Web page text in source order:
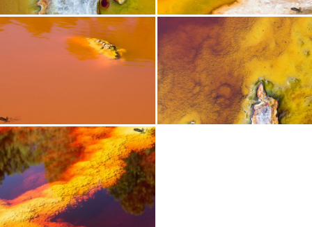
SUSCRÍBETE A MI NEWSLETTER